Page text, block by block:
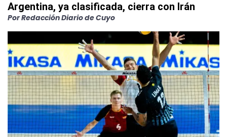
Argentina, ya clasificada, cierra con Irán
Por Redacción Diario de Cuyo